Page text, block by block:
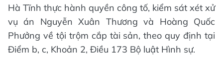
Hà Tĩnh thực hành quyền công tố, kiểm sát xét xử
vụ án Nguyễn Xuân Thương và Hoàng Quốc
Phưởng về tội trộm cắp tài sản, theo quy định tại
Điểm b, c, Khoản 2, Điều 173 Bộ luật Hình sự.